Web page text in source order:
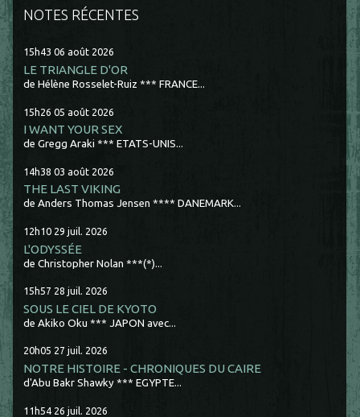
NOTES RÉCENTES
15h43 06 août 2026
LE TRIANGLE D'OR
de Hélène Rosselet-Ruiz *** FRANCE...
15h26 05 août 2026
I WANT YOUR SEX
de Gregg Araki *** ETATS-UNIS...
14h38 03 août 2026
THE LAST VIKING
de Anders Thomas Jensen **** DANEMARK...
12h10 29 juil. 2026
L'ODYSSÉE
de Christopher Nolan ***(*)...
15h57 28 juil. 2026
SOUS LE CIEL DE KYOTO
de Akiko Oku *** JAPON avec...
20h05 27 juil. 2026
NOTRE HISTOIRE - CHRONIQUES DU CAIRE
d'Abu Bakr Shawky *** EGYPTE...
11h54 26 juil. 2026